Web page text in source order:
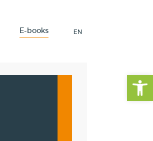
Barra de
E-books EN